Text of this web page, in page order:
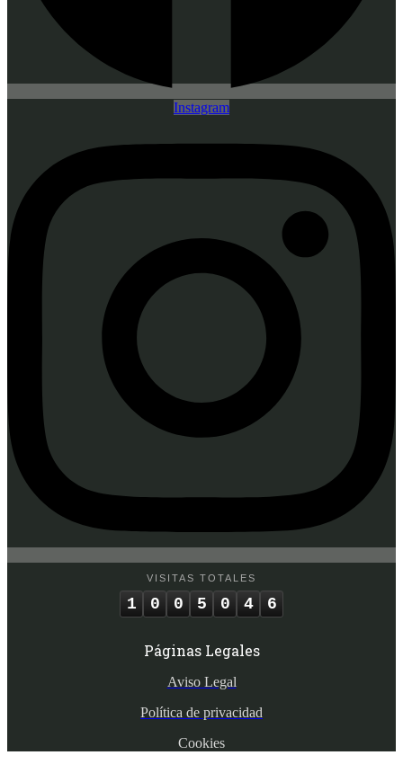
Instagram
VISITAS TOTALES
1 0 0 5 0 4 6
Páginas Legales
Aviso Legal
Política de privacidad
Cookies